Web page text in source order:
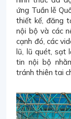
ứng Tuần lễ
thiết kế, đăng
nội bộ và các
cạnh đó, các
lũ, lũ quét, sạt
tin nội bộ
tránh thiên tai